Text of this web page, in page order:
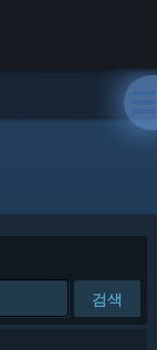
검색